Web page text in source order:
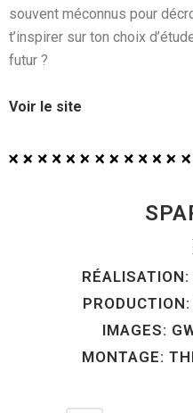
souvent méconnus pour
t’inspirer sur ton choix
futur ?
Voir le site
IMAGES:
MONTAGE: